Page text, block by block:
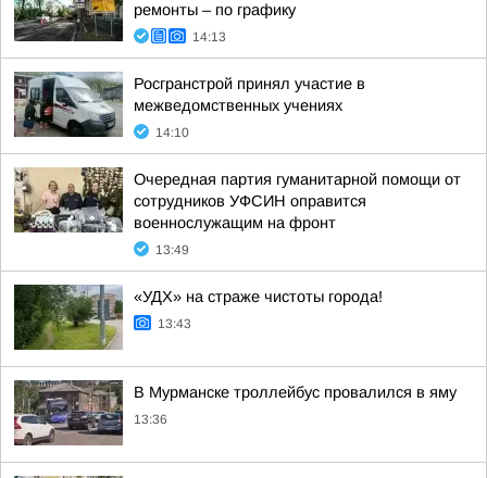
ремонты – по графику
14:13
Росгранстрой принял участие в
межведомственных учениях
14:10
Очередная партия гуманитарной помощи от
сотрудников УФСИН оправится
военнослужащим на фронт
13:49
«УДХ» на страже чистоты города!
13:43
В Мурманске троллейбус провалился в яму
13:36